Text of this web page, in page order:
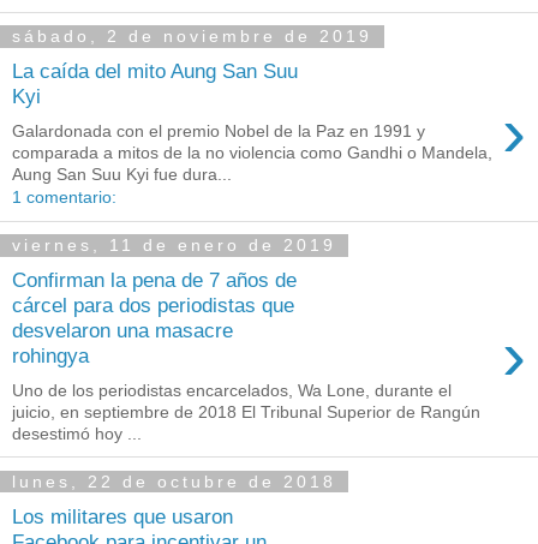
sábado, 2 de noviembre de 2019
La caída del mito Aung San Suu
Kyi
›
Galardonada con el premio Nobel de la Paz en 1991 y
comparada a mitos de la no violencia como Gandhi o Mandela,
Aung San Suu Kyi fue dura...
1 comentario:
viernes, 11 de enero de 2019
Confirman la pena de 7 años de
cárcel para dos periodistas que
desvelaron una masacre
rohingya
›
Uno de los periodistas encarcelados, Wa Lone, durante el
juicio, en septiembre de 2018 El Tribunal Superior de Rangún
desestimó hoy ...
lunes, 22 de octubre de 2018
Los militares que usaron